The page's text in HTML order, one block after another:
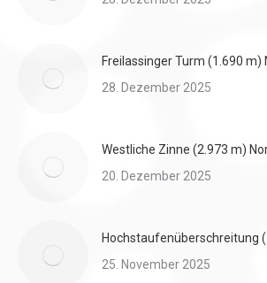
Freilassinger Turm (1.690
28. Dezember 2025
Westliche Zinne (2.973 m)
20. Dezember 2025
Hochstaufenüberschreitung
25. November 2025